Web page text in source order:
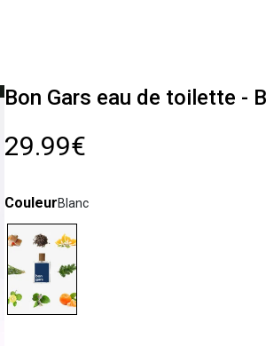
Bon Gars eau de toilette -
29.99€
CouleurBlanc